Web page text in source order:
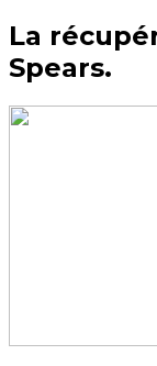
La
Spears.